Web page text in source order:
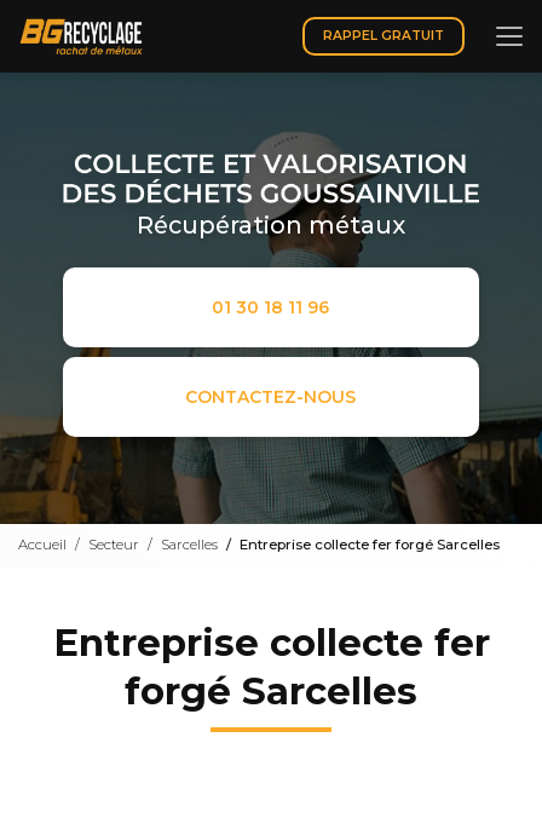
contenu
principal
RAPPEL GRATUIT
Récupération métaux
01 30 18 11 96
CONTACTEZ-NOUS
Accueil Secteur Sarcelles Entreprise collecte fer forgé Sarcelles
Entreprise collecte fer
forgé Sarcelles